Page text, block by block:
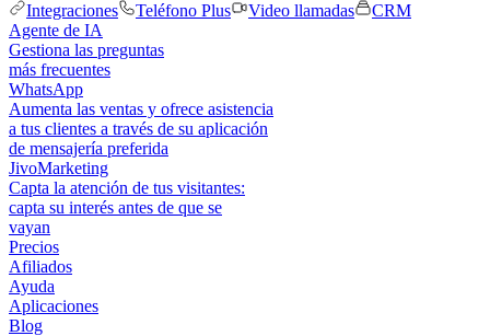
Integraciones
Teléfono Plus Video llamadas
CRM
Agente de IA
Gestiona las preguntas
más frecuentes
WhatsApp
Aumenta las ventas y ofrece asistencia
a tus clientes a través de su aplicación
de mensajería preferida
JivoMarketing
Capta la atención de tus visitantes:
capta su interés antes de que se
vayan
Precios
Afiliados
Ayuda
Aplicaciones
Blog